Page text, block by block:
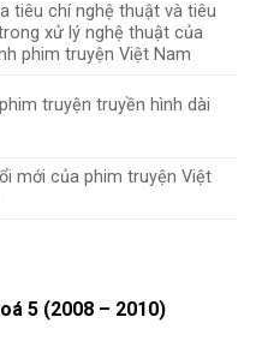
tiêu chí nghệ thuật và tiêu
xử lý nghệ thuật của
phim truyện Việt Nam
truyện truyền hình dài
mới của phim truyện Việt
5 (2008 – 2010)